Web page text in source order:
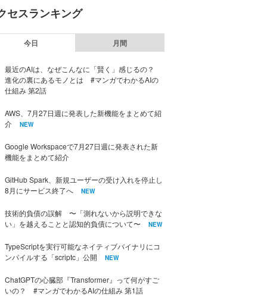
セスランキング
今日 月間
最近のAIは、なぜこんなに「賢く」感じるの？
進化の裏にあるモノとは #マンガでわかるAIの
仕組み 第2話
AWS、7月27日週に発表した新機能をまとめて紹
介
NEW
Google Workspaceで7月27日週に発表された新
機能をまとめて紹介
GitHub Spark、新規ユーザーの受け入れを停止し
8月にサービス終了へ
NEW
技術的負債の誤解 〜「測れないから説明できな
い」を越えることと認知的負債について〜
NEW
TypeScriptを実行可能なネイティブバイナリにコ
ンパイルする「scriptc」公開
NEW
ChatGPTの心臓部『Transformer』って何がすご
いの？ #マンガでわかるAIの仕組み 第1話